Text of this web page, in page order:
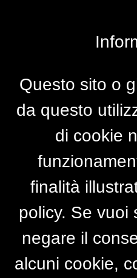
Questo sito o
da questo
di cookie
finalità
policy. Se vuoi
negare il
alcuni cookie,